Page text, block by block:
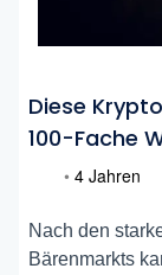
Diese
100-Fache
• 4 Jahren
Nach den
Bärenmarkts